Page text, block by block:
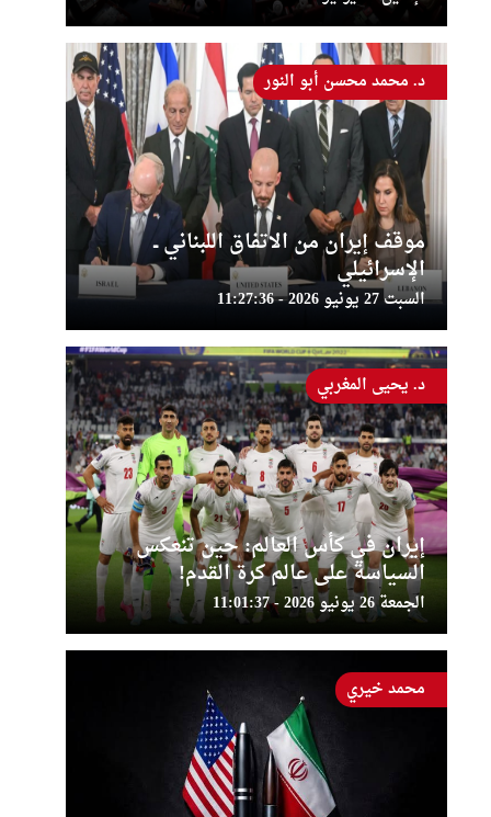
موقف إيران من الاتفاق اللبناني ــ
الإسرائيلي
السبت 27 يونيو 2026 - 11:27:36
د. محمد محسن أبو النور
إيران في كأس العالم: حين تنعكس
السياسة على عالم كرة القدم!
الجمعة 26 يونيو 2026 - 11:01:37
د. يحيى المغربي
محمد خيري